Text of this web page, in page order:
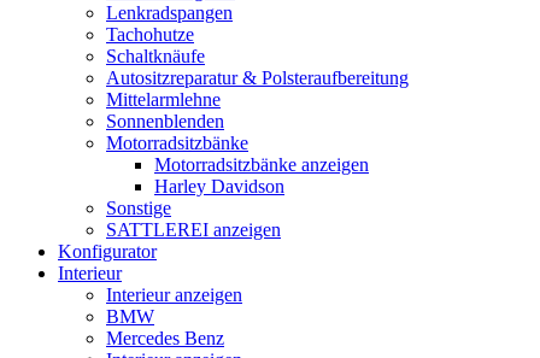
Lenkradspangen
Tachohutze
Schaltknäufe
Autositzreparatur & Polsteraufbereitung
Mittelarmlehne
Sonnenblenden
Motorradsitzbänke
Motorradsitzbänke anzeigen
Harley Davidson
Sonstige
SATTLEREI anzeigen
Konfigurator
Interieur
Interieur anzeigen
BMW
Mercedes Benz